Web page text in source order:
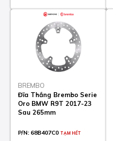
BREMBO
Đĩa Thắng Brembo Serie
Oro BMW R9T 2017-23
Sau 265mm
P/N: 68B407C0 TẠM HẾT